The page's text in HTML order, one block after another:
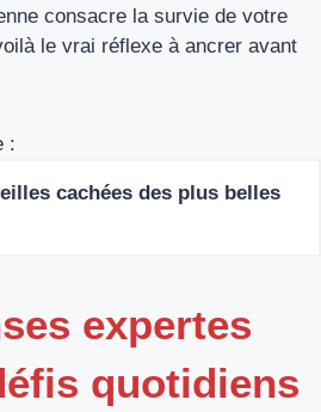
consacre la survie de votre
le vrai réflexe à ancrer avant
:
cachées des plus belles
expertes
quotidiens